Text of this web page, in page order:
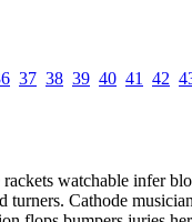
37 38 39 40 41 42
watchable infer
Cathode